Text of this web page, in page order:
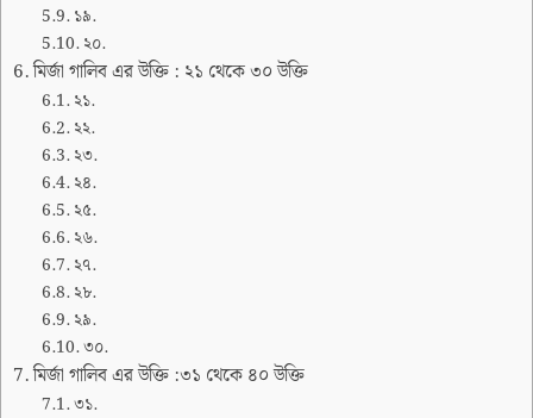
১৯.
২০.
মির্জা গালিব এর উক্তি : ২১ থেকে ৩০ উক্তি
২১.
২২.
২৩.
২৪.
২৫.
২৬.
২৭.
২৮.
২৯.
৩০.
মির্জা গালিব এর উক্তি :৩১ থেকে ৪০ উক্তি
৩১.